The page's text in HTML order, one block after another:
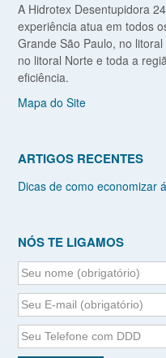
A Hidrotex Desentupidora
experiência atua em todos
Grande São Paulo, no
no litoral Norte e toda a
eficiência.
Mapa do Site
ARTIGOS RECENTES
Dicas de como economizar
NÓS TE LIGAMOS